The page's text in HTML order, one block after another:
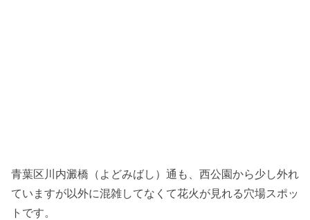
青葉区川内澱橋（よどみばし）通も、西公園から少し外れ
ていますが以外に混雑してなくて花火が見れる穴場スポッ
トです。